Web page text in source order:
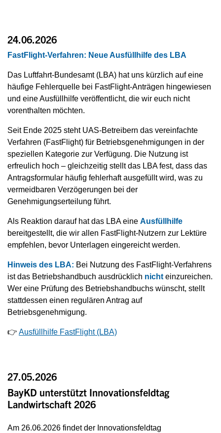
24.06.2026
FastFlight-Verfahren: Neue Ausfüllhilfe des LBA
Das Luftfahrt-Bundesamt (LBA) hat uns kürzlich auf eine
häufige Fehlerquelle bei FastFlight-Anträgen hingewiesen
und eine Ausfüllhilfe veröffentlicht, die wir euch nicht
vorenthalten möchten.
Seit Ende 2025 steht UAS-Betreibern das vereinfachte
Verfahren (FastFlight) für Betriebsgenehmigungen in der
speziellen Kategorie zur Verfügung. Die Nutzung ist
erfreulich hoch – gleichzeitig stellt das LBA fest, dass das
Antragsformular häufig fehlerhaft ausgefüllt wird, was zu
vermeidbaren Verzögerungen bei der
Genehmigungserteilung führt.
Als Reaktion darauf hat das LBA eine Ausfüllhilfe
bereitgestellt, die wir allen FastFlight-Nutzern zur Lektüre
empfehlen, bevor Unterlagen eingereicht werden.
Hinweis des LBA: Bei Nutzung des FastFlight-Verfahrens
ist das Betriebshandbuch ausdrücklich nicht einzureichen.
Wer eine Prüfung des Betriebshandbuchs wünscht, stellt
stattdessen einen regulären Antrag auf
Betriebsgenehmigung.
👉 Ausfüllhilfe FastFlight (LBA)
27.05.2026
BayKD unterstützt Innovationsfeldtag
Landwirtschaft 2026
Am 26.06.2026 findet der Innovationsfeldtag